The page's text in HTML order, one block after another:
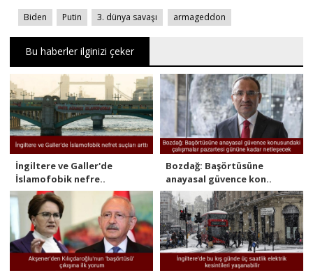
Biden Putin 3. dünya savaşı armageddon
Bu haberler ilginizi çeker
İngiltere ve Galler'de
İslamofobik nefre..
Bozdağ: Başörtüsüne
anayasal güvence kon..